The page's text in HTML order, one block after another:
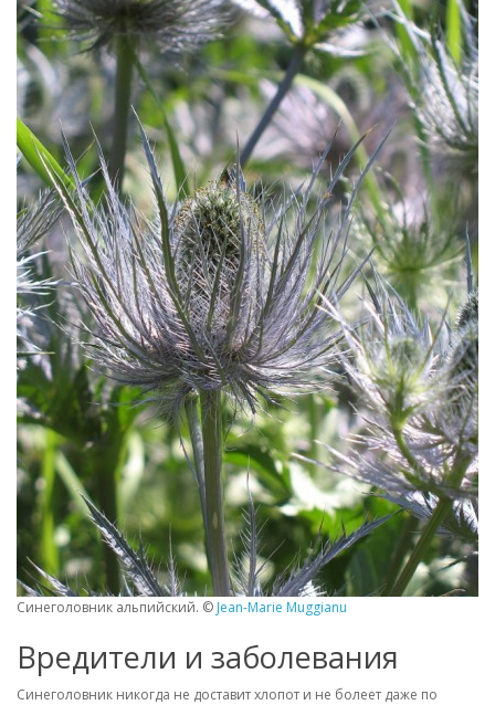
Синеголовник альпийский. © Jean-Marie Muggianu
Вредители и заболевания
Синеголовник никогда не доставит хлопот и не болеет даже по